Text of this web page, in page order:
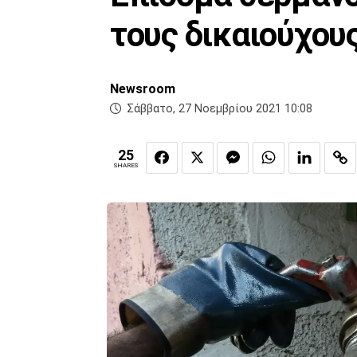
τους
Newsroom
Σάββατο, 27 Νοεμβρίου 2021 10:08
25
SHARES